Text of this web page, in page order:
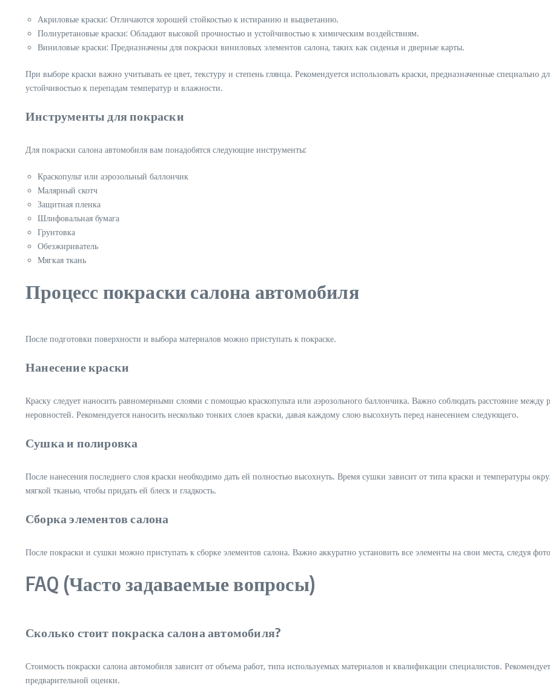
Акриловые краски: Отличаются хорошей стойкостью к истиранию и выцветанию.
Полиуретановые краски: Обладают высокой прочностью и устойчивостью к химическим воздействиям.
Виниловые краски: Предназначены для покраски виниловых элементов салона, таких как сиденья и дверные карты.
При выборе краски важно учитывать ее цвет, текстуру и степень глянца. Рекомендуется использовать краски, предназначенные
устойчивостью к перепадам температур и влажности.
Инструменты для покраски
Для покраски салона автомобиля вам понадобятся следующие инструменты:
Краскопульт или аэрозольный баллончик
Малярный скотч
Защитная пленка
Шлифовальная бумага
Грунтовка
Обезжириватель
Мягкая ткань
Процесс покраски салона автомобиля
После подготовки поверхности и выбора материалов можно приступать к покраске.
Нанесение краски
Краску следует наносить равномерными слоями с помощью краскопульта или аэрозольного баллончика. Важно соблюдать расстояние
неровностей. Рекомендуется наносить несколько тонких слоев краски, давая каждому слою высохнуть перед нанесением следующего.
Сушка и полировка
После нанесения последнего слоя краски необходимо дать ей полностью высохнуть. Время сушки зависит от типа краски и температуры
мягкой тканью, чтобы придать ей блеск и гладкость.
Сборка элементов салона
После покраски и сушки можно приступать к сборке элементов салона. Важно аккуратно установить все элементы на свои места, следуя
FAQ (Часто задаваемые вопросы)
Сколько стоит покраска салона автомобиля?
Стоимость покраски салона автомобиля зависит от объема работ, типа используемых материалов и квалификации специалистов.
предварительной оценки.